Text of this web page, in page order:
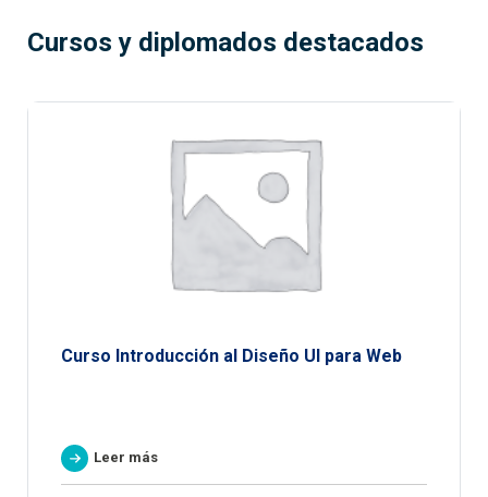
Cursos y diplomados destacados
Curso Introducción al Diseño UI para Web
Leer más